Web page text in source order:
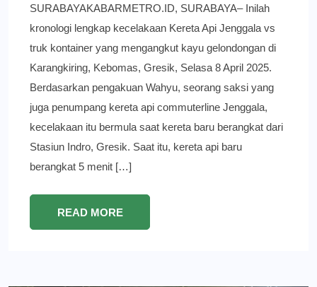
SURABAYAKABARMETRO.ID, SURABAYA– Inilah
kronologi lengkap kecelakaan Kereta Api Jenggala vs
truk kontainer yang mengangkut kayu gelondongan di
Karangkiring, Kebomas, Gresik, Selasa 8 April 2025.
Berdasarkan pengakuan Wahyu, seorang saksi yang
juga penumpang kereta api commuterline Jenggala,
kecelakaan itu bermula saat kereta baru berangkat dari
Stasiun Indro, Gresik. Saat itu, kereta api baru
berangkat 5 menit […]
READ MORE